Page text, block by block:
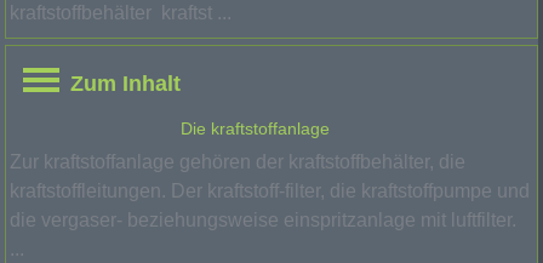
kraftstoffbehälter kraftst ...
Zum Inhalt
Die kraftstoffanlage
Zur kraftstoffanlage gehören der kraftstoffbehälter, die
kraftstoffleitungen. Der kraftstoff-filter, die kraftstoffpumpe und
die vergaser- beziehungsweise einspritzanlage mit luftfilter.
...